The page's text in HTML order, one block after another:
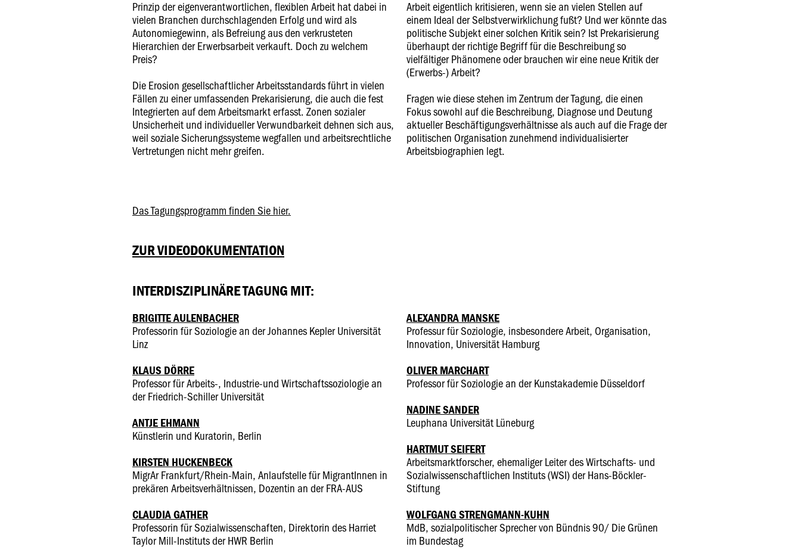
Prinzip der eigenverantwortlichen, flexiblen Arbeit hat dabei in
vielen Branchen durchschlagenden Erfolg und wird als
Autonomiegewinn, als Befreiung aus den verkrusteten
Hierarchien der Erwerbsarbeit verkauft. Doch zu welchem
Preis?
Die Erosion gesellschaftlicher Arbeitsstandards führt in vielen
Fällen zu einer umfassenden Prekarisierung, die auch die fest
Integrierten auf dem Arbeitsmarkt erfasst. Zonen sozialer
Unsicherheit und individueller Verwundbarkeit dehnen sich aus,
weil soziale Sicherungssysteme wegfallen und arbeitsrechtliche
Vertretungen nicht mehr greifen.
Arbeit eigentlich kritisieren, wenn sie an vielen Stellen auf
einem Ideal der Selbstverwirklichung fußt? Und wer könnte das
politische Subjekt einer solchen Kritik sein? Ist Prekarisierung
überhaupt der richtige Begriff für die Beschreibung so
vielfältiger Phänomene oder brauchen wir eine neue Kritik der
(Erwerbs-) Arbeit?
Fragen wie diese stehen im Zentrum der Tagung, die einen
Fokus sowohl auf die Beschreibung, Diagnose und Deutung
aktueller Beschäftigungsverhältnisse als auch auf die Frage der
politischen Organisation zunehmend individualisierter
Arbeitsbiographien legt.
Das Tagungsprogramm finden Sie hier.
ZUR VIDEODOKUMENTATION
INTERDISZIPLINÄRE TAGUNG MIT:
BRIGITTE AULENBACHER
Professorin für Soziologie an der Johannes Kepler Universität
Linz
KLAUS DÖRRE
Professor für Arbeits-, Industrie-und Wirtschaftssoziologie an
der Friedrich-Schiller Universität
ANTJE EHMANN
Künstlerin und Kuratorin, Berlin
KIRSTEN HUCKENBECK
MigrAr Frankfurt/Rhein-Main, Anlaufstelle für MigrantInnen in
prekären Arbeitsverhältnissen, Dozentin an der FRA-AUS
CLAUDIA GATHER
Professorin für Sozialwissenschaften, Direktorin des Harriet
Taylor Mill-Instituts der HWR Berlin
ALEXANDRA MANSKE
Professur für Soziologie, insbesondere Arbeit, Organisation,
Innovation, Universität Hamburg
OLIVER MARCHART
Professor für Soziologie an der Kunstakademie Düsseldorf
NADINE SANDER
Leuphana Universität Lüneburg
HARTMUT SEIFERT
Arbeitsmarktforscher, ehemaliger Leiter des Wirtschafts- und
Sozialwissenschaftlichen Instituts (WSI) der Hans-Böckler-
Stiftung
WOLFGANG STRENGMANN-KUHN
MdB, sozialpolitischer Sprecher von Bündnis 90/ Die Grünen
im Bundestag